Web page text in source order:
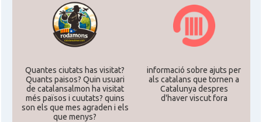
Quantes ciutats has visitat?
Quants paisos? Quin usuari
de catalansalmon ha visitat
més països i cuutats? quins
son els que mes agraden i els
que menys?
informació sobre ajuts per
als catalans que tornen a
Catalunya despres
d'haver viscut fora